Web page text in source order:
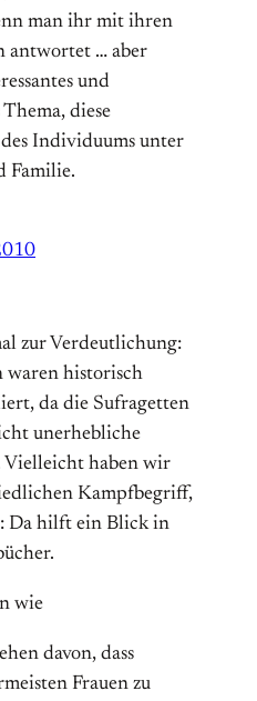
man ihr mit ihren
antwortet … aber
und
diese
Individuums unter
Familie.
zur Verdeutlichung:
waren historisch
da die Sufragetten
unerhebliche
Vielleicht haben wir
Kampfbegriff,
Da hilft ein Blick in
wie
davon, dass
Frauen zu